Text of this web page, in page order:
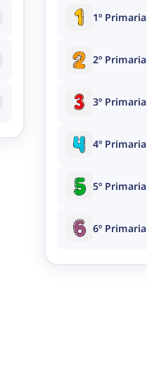
1º Primaria
2º Primaria
3º Primaria
4º Primaria
5º Primaria
6º Primaria